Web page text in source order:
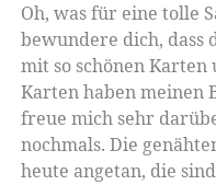
Oh, was für eine tolle
bewundere dich, dass
mit so schönen Karten
Karten haben meinen
freue mich sehr
nochmals. Die
heute angetan, die